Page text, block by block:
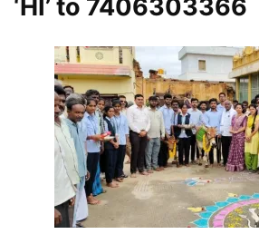
‘HI’ to 7406303366